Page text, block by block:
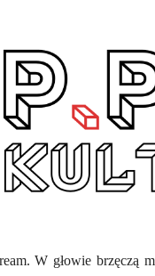
W głowie brzęczą